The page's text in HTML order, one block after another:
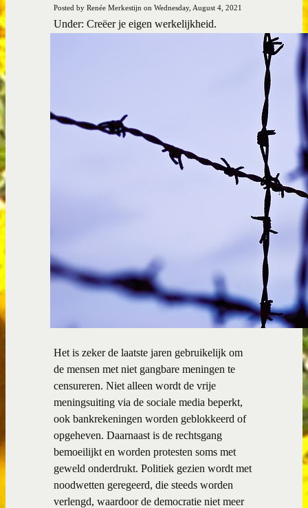
Posted by Renée Merkestijn on Wednesday, August 4, 2021
Under: Creëer je eigen werkelijkheid.
Het is zeker de laatste jaren gebruikelijk om
de mensen met niet gangbare meningen te
censureren. Niet alleen wordt de vrije
meningsuiting via de sociale media beperkt,
ook bankrekeningen worden geblokkeerd of
opgeheven. Daarnaast is de rechtsgang
bemoeilijkt en worden protesten soms met
geweld onderdrukt. Politiek gezien wordt met
noodwetten geregeerd, die steeds worden
verlengd, waardoor de democratie niet meer